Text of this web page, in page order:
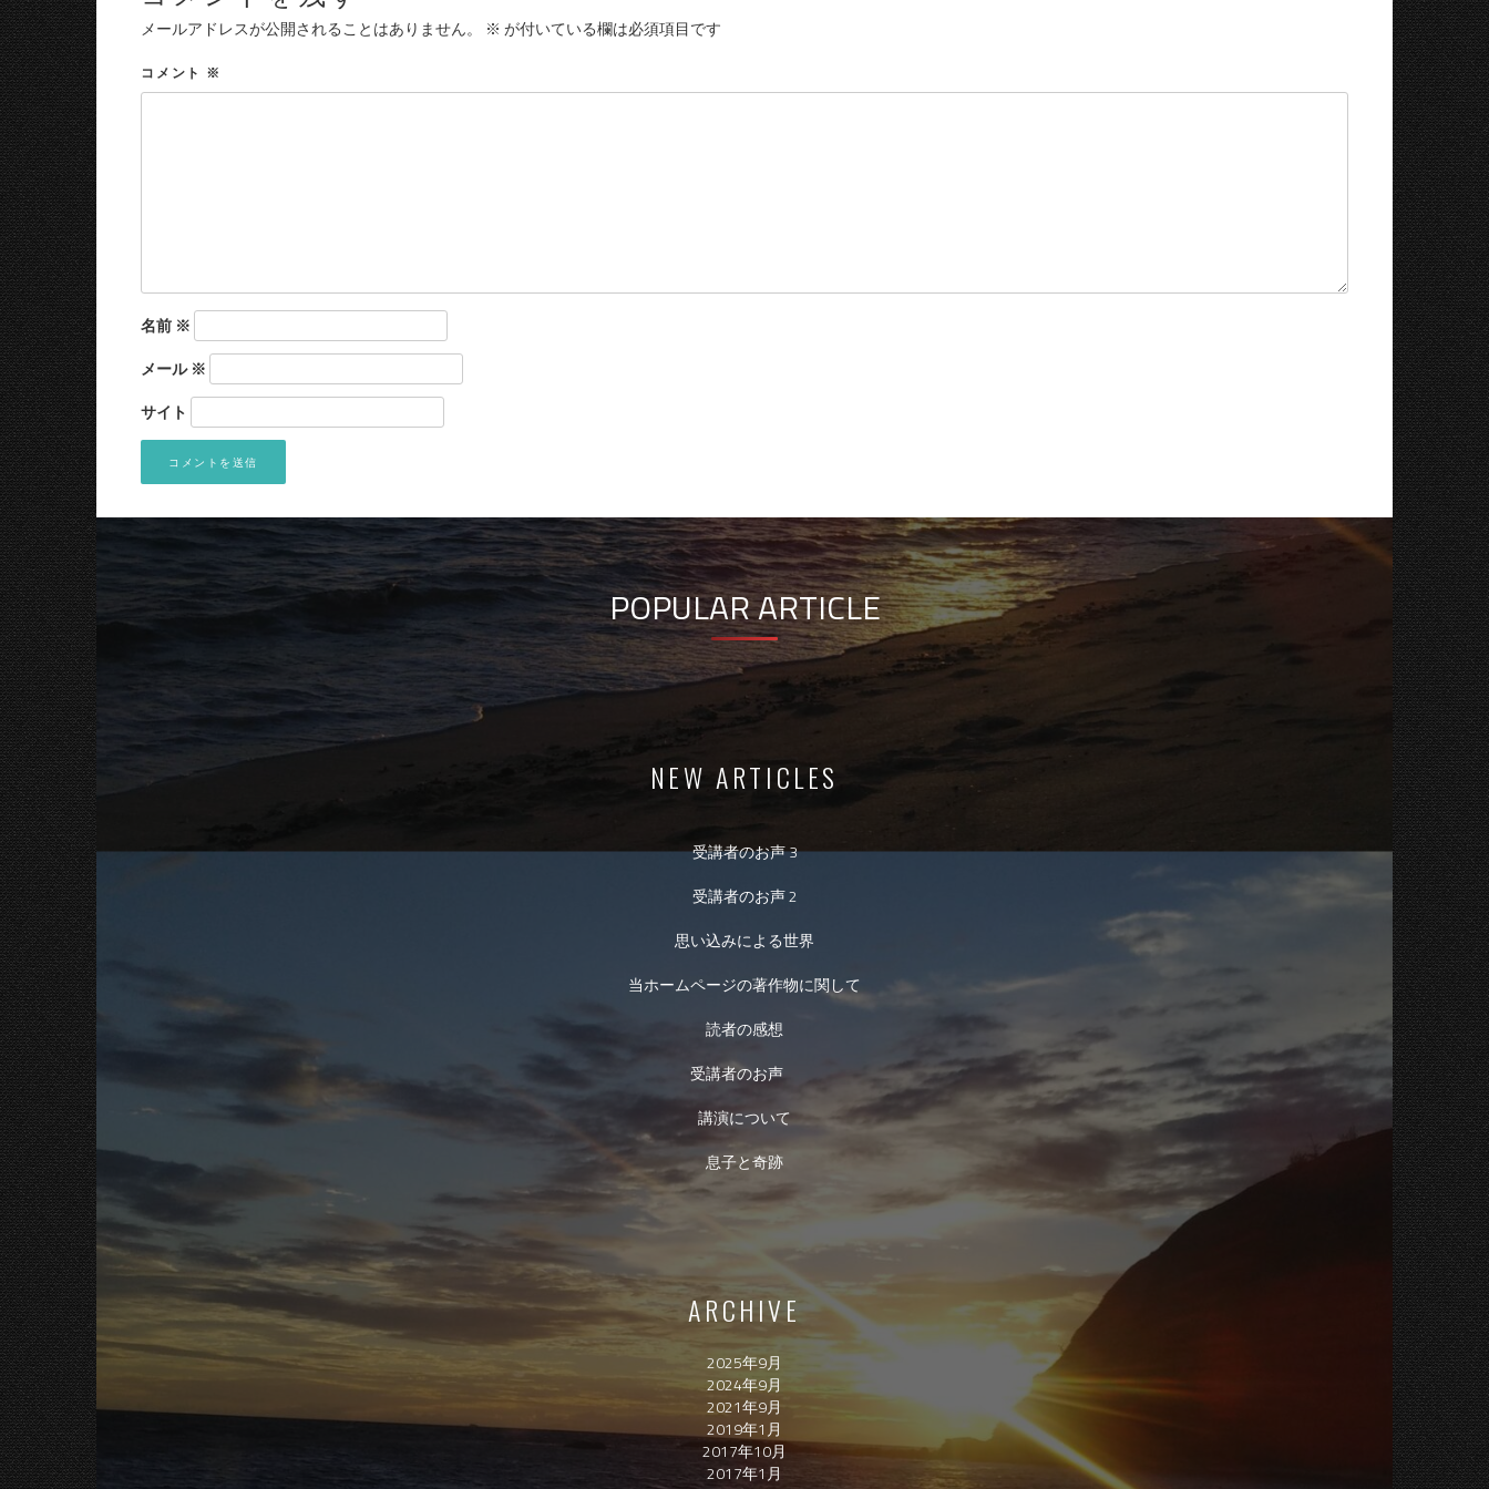
メールアドレスが公開されることはありません。 ※ が付いている欄は必須項目です
コメント ※
名前 ※
メール※
サイト
POPULAR ARTICLE
NEW ARTICLES
受講者のお声 3
受講者のお声 2
思い込みによる世界
当ホームページの著作物に関して
読者の感想
受講者のお声
講演について
息子と奇跡
ARCHIVE
2025年9月
2024年9月
2021年9月
2019年1月
2017年10月
2017年1月